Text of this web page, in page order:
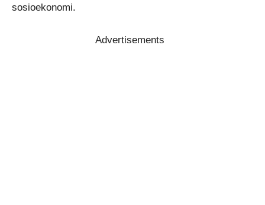
sosioekonomi.
Advertisements